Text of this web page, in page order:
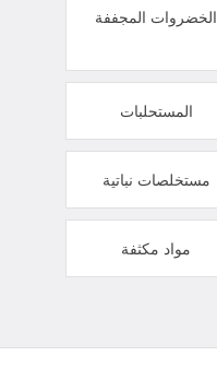
الخضروات المجففة
المستحلبات
مستخلصات نباتية
مواد مكثفة